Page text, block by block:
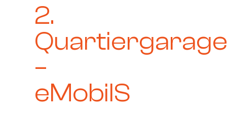
2.
–
eMobilS